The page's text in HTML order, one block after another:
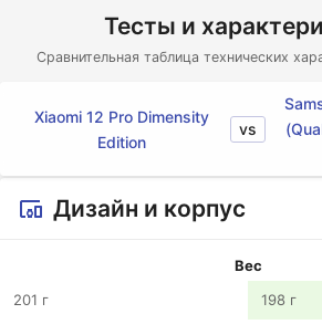
Тесты и
Сравнительная таблица технических
Xiaomi 12 Pro Dimensity
Edition
vs
Дизайн и корпус
Вес
201 г
198 г